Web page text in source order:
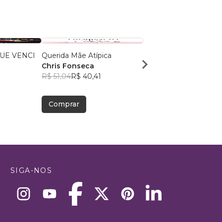
VENCI
Querida Mãe Atípica
Chris Fonseca
R$ 51,04R$ 40,41
Comprar
Edson Huss
SIGA-NOS